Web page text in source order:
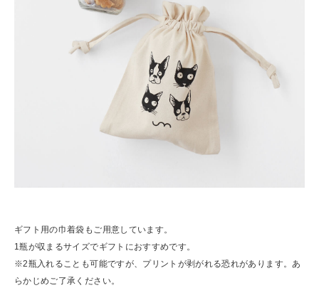
ギフト用の巾着袋もご用意しています。
1瓶が収まるサイズでギフトにおすすめです。
※2瓶入れることも可能ですが、プリントが剥がれる恐れがあります。あ
らかじめご了承ください。